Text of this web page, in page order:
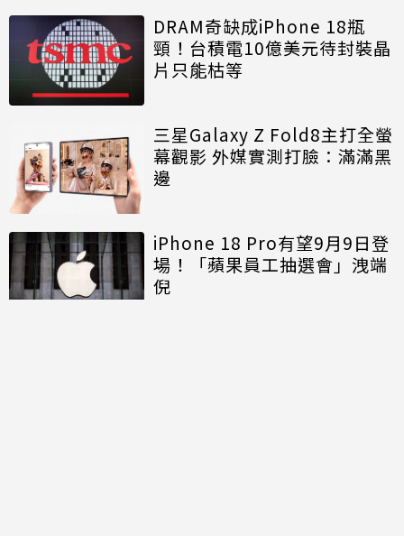
DRAM奇缺成iPhone 18瓶
頸！台積電10億美元待封裝晶
片只能枯等
三星Galaxy Z Fold8主打全螢
幕觀影 外媒實測打臉：滿滿黑
邊
iPhone 18 Pro有望9月9日登
場！「蘋果員工抽選會」洩端
倪